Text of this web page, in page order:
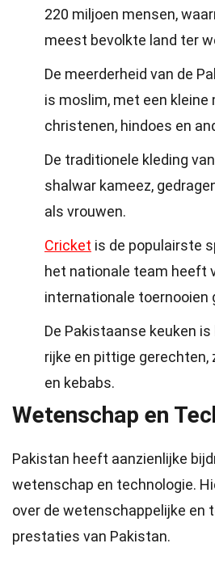
220 miljoen mensen,
meest bevolkte land ter
De meerderheid van de
is moslim, met een kleine
christenen, hindoes en
De traditionele kleding
shalwar kameez,
als vrouwen.
Cricket is de populairste
het nationale team heeft
internationale toernooien
De Pakistaanse keuken
rijke en pittige gerechten,
en kebabs.
Wetenschap en
Pakistan heeft aanzienlijke
wetenschap en technologie.
over de wetenschappelijke en
prestaties van Pakistan.